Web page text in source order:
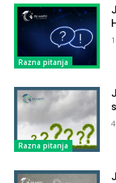
Razna pitanja
Razna pitanja